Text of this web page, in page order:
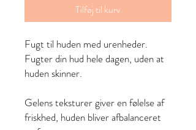
Tilføj til kurv
Fugt til huden med urenheder.
Fugter din hud hele dagen, uden at
huden skinner.
Gelens teksturer giver en følelse af
friskhed, huden bliver afbalanceret